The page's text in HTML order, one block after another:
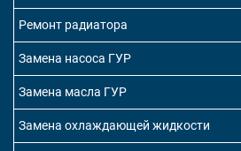
Ремонт радиатора
Замена насоса ГУР
Замена масла ГУР
Замена охлаждающей жидкости